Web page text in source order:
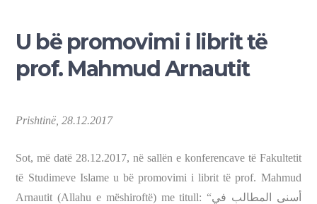
U bë promovimi i librit të
prof. Mahmud Arnautit
Prishtinë, 28.12.2017
Sot, më datë 28.12.2017, në sallën e konferencave të Fakultetit
të Studimeve Islame u bë promovimi i librit të prof. Mahmud
Arnautit (Allahu e mëshiroftë) me titull: “أسنى المطالب في